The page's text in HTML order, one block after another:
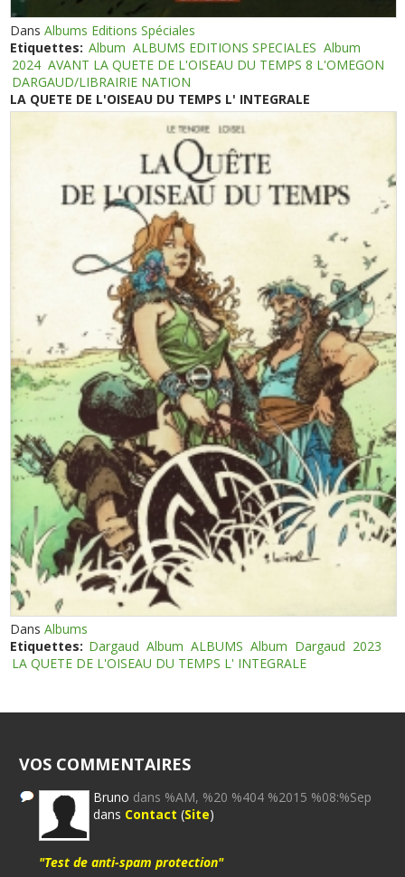
DansAlbums Editions Spéciales
Etiquettes: Album ALBUMS EDITIONS SPECIALES Album
2024 AVANT LA QUETE DE L'OISEAU DU TEMPS 8 L'OMEGON
DARGAUD/LIBRAIRIE NATION
LA QUETE DE L'OISEAU DU TEMPS L' INTEGRALE
DansAlbums
Etiquettes: Dargaud Album ALBUMS Album Dargaud 2023
LA QUETE DE L'OISEAU DU TEMPS L' INTEGRALE
VOS COMMENTAIRES
Bruno dans %AM, %20 %404 %2015 %08:%Sep
dans Contact (Site)
"Test de anti-spam protection"